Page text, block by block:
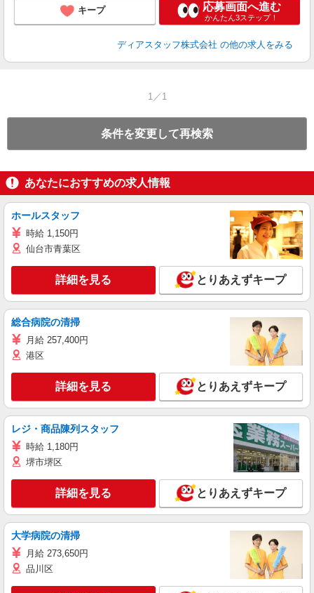
キープ 応募画面へ進む
かんたん3ステップ！
ディアスタッフ株式会社 の他の求人をみる
1／1
条件を変更して再検索
あなたにおすすめの求人情報
ホールスタッフ
時給 1,150円
仙台市青葉区
詳細を見る とりあえずキープ
総合病院の清掃
月給 257,400円
港区
詳細を見る とりあえずキープ
レジ・商品陳列スタッフ
時給 1,180円
堺市堺区
詳細を見る とりあえずキープ
大学病院の清掃
月給 273,650円
品川区